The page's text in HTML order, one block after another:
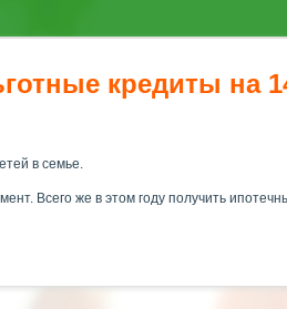
кредиты на
в семье.
Всего же в этом году получить